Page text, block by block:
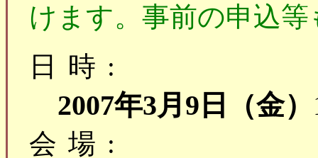
けます。事前の申込
日時:
2007年3月9日（金）
会場: